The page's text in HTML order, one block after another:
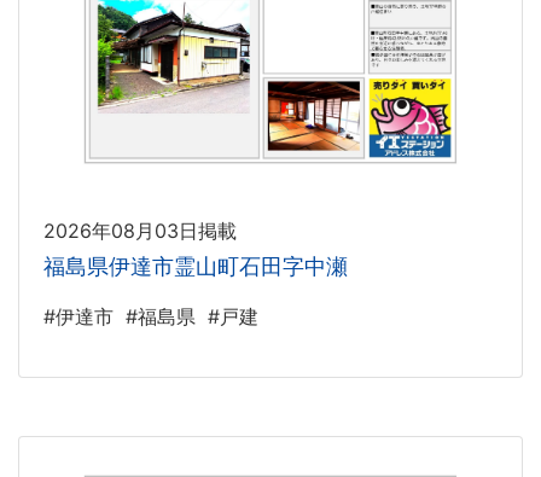
2026年08月03日掲載
福島県伊達市霊山町石田字中瀬
#伊達市 #福島県 #戸建